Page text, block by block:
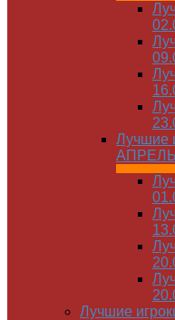
Лучшие
АПРЕЛЬ
Лучшие